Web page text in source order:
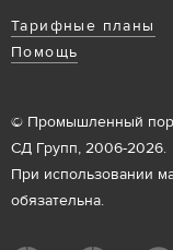
Тарифные планы
Помощь
© Промышленный
СД Групп, 2006-2026.
При использовании
обязательна.